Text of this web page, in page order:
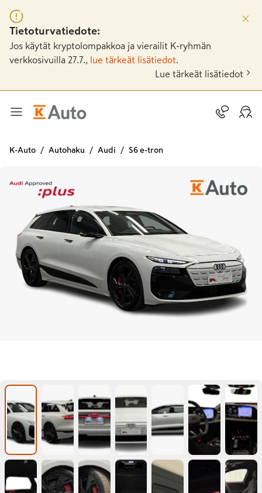
Tietoturvatiedote:
Jos käytät kryptolompakkoa ja vierailit K-ryhmän
verkkosivuilla 27.7.,
lue tärkeät lisätiedot
Lue tärkeät lisätiedot
K-Auto Autohaku Audi S6 e-tron